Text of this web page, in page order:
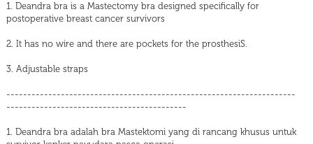
1. Deandra bra is a Mastectomy bra designed specifically for
postoperative breast cancer survivors
2. It has no wire and there are pockets for the prosthesiS.
3. Adjustable straps
---------------------------------------------------------------------
-------------------------------------------
1. Deandra bra adalah bra Mastektomi yang di rancang khusus untuk